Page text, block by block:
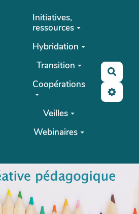
Initiatives,
ressources
Hybridation
Transition
Coopérations
Veilles
Webinaires